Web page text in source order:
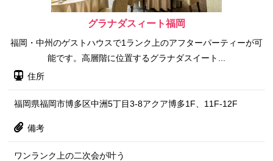
グラナダスィート福岡
福岡・中州のゲストハウスで1ランク上のアフターパーティーが可
能です。高層階に位置するグラナダスイート...
住所
福岡県福岡市博多区中洲5丁目3-8アクア博多1F、11F-12F
備考
ワンランク上の二次会が叶う